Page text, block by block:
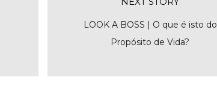
LOOK A BOSS | O que é isto do
Propósito de Vida?